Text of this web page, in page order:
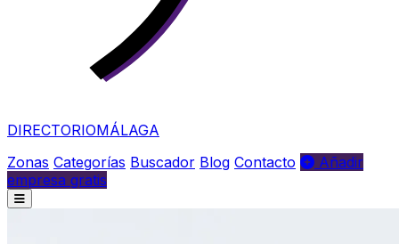
DIRECTORIOMÁLAGA
Zonas Categorías Buscador Blog Contacto
Añadir
empresa gratis